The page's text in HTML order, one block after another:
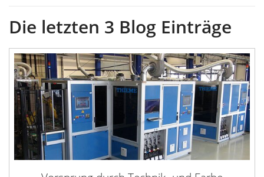
Die letzten 3 Blog Einträge